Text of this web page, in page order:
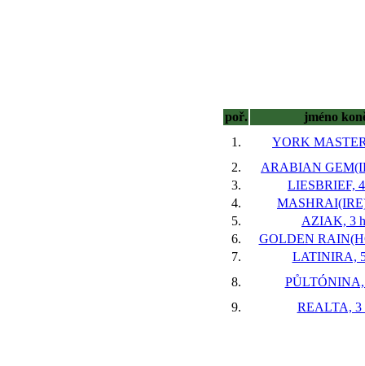
poř.
jméno
1.
YORK
2.
ARABIAN
3.
LIESBRIEF,
4.
5.
AZIAK, 3
6.
GOLDEN
7.
LATINIRA,
8.
9.
REALTA, 3